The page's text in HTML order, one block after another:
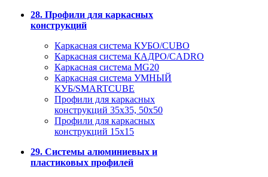
28. Профили для каркасных
конструкций
Каркасная система КУБО/CUBO
Каркасная система КАДРО/CADRO
Каркасная система MG20
Каркасная система УМНЫЙ
КУБ/SMARTCUBE
Профили для каркасных
конструкций 35x35, 50x50
Профили для каркасных
конструкций 15х15
29. Системы алюминиевых и
пластиковых профилей